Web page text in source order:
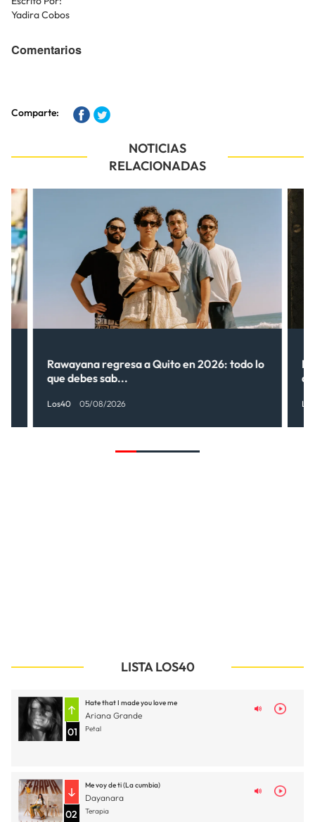
Yadira Cobos
Comentarios
Comparte:
NOTICIAS
RELACIONADAS
Rawayana regresa a Quito en 2026: todo lo
que debes sab...
Los40 05/08/2026
LISTA LOS40
01
Hate that I made you love me
Ariana Grande
Petal
02
Me voy de ti (La cumbia)
Dayanara
Terapia